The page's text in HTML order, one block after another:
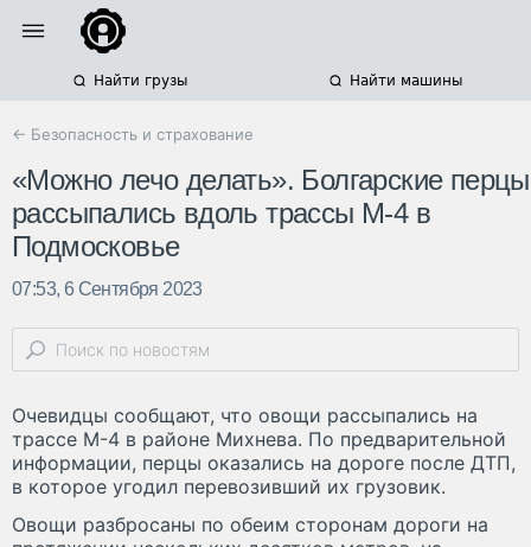
Найти грузы Найти машины
← Безопасность и страхование
«Можно лечо делать». Болгарские перцы
рассыпались вдоль трассы М-4 в
Подмосковье
07:53, 6 Сентября 2023
Очевидцы сообщают, что овощи рассыпались на
трассе М-4 в районе Михнева. По предварительной
информации, перцы оказались на дороге после ДТП,
в которое угодил перевозивший их грузовик.
Овощи разбросаны по обеим сторонам дороги на